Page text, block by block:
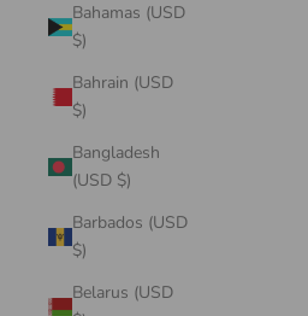
Bahamas (USD
$)
Bahrain (USD
$)
Bangladesh
(USD $)
Barbados (USD
$)
Belarus (USD